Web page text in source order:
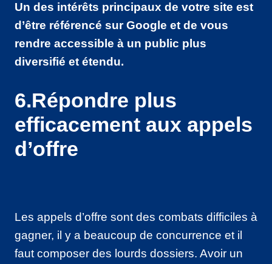
Un des intérêts principaux de votre site est
d’être référencé sur Google et de vous
rendre accessible à un public plus
diversifié et étendu.
6.Répondre plus
efficacement aux appels
d’offre
Les appels d’offre sont des combats difficiles à
gagner, il y a beaucoup de concurrence et il
faut composer des lourds dossiers. Avoir un